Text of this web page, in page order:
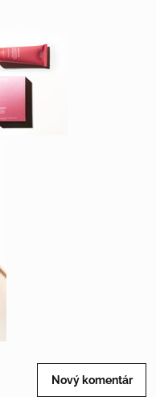
Nový komentár